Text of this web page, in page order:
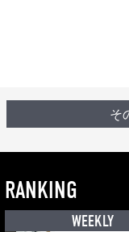
そ
RANKING
WEEKLY